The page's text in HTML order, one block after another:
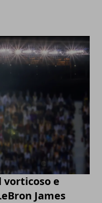
vorticoso e
James